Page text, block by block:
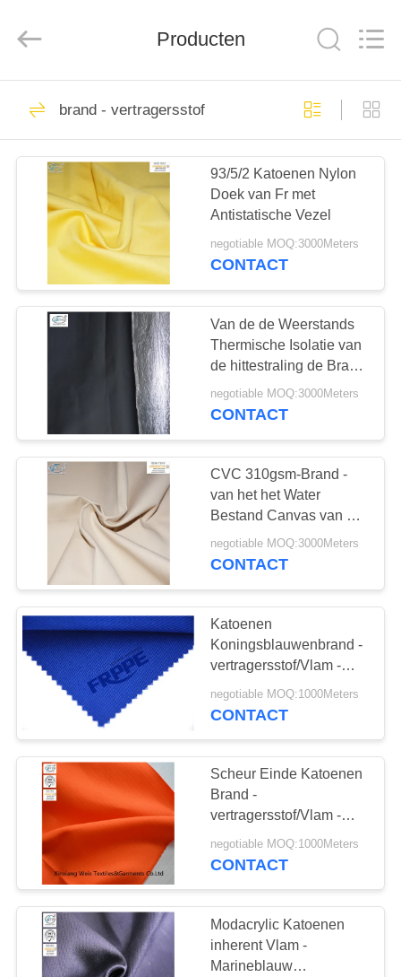
HUIS
PRODUCTEN
ONGEVEER
ONS
FABRIEKSREIS
KWALITEITSCONTROLE
CONTACTEER
ONS
VERZOEK
CITAAT
SITEMAP
PRIVACY
POLICY
Textiles&Garments
Co.Ltd.
Katoenen van Fr
Overtrekken
De
lichtgewichtovertrekken
van Fr
16
De
Weerspiegelende
Overtrekken van Fr
Vlam -
vertragersjasje
18
Vuurvaste Broek
Producten
brand - vertragersstof
93/5/2 Katoenen Nylon
Doek van Fr met
Antistatische Vezel
negotiable MOQ:3000Meters
CONTACT
Van de de Weerstands
Thermische Isolatie van
de hittestraling de Brand
van FRC - vertragersstof
met Aluminiumfolie
negotiable MOQ:3000Meters
CONTACT
CVC 310gsm-Brand -
van het het Water
Bestand Canvas van de
vertragersstof de
Vormbewijs voor het
negotiable MOQ:3000Meters
CONTACT
Katoenen
Koningsblauwenbrand -
vertragersstof/Vlam -
vertragers Katoenen
Beschermende Stof
negotiable MOQ:1000Meters
CONTACT
Scheur Einde Katoenen
Brand -
vertragersstof/Vlam -
vertrager Gevoelde
Hoge
negotiable MOQ:1000Meters
CONTACT
Modacrylic Katoenen
inherent Vlam -
Marineblauw